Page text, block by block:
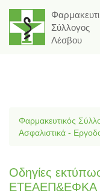
Σύλλογος
Λέσβου
Φαρμακευτικός
Ασφαλιστικά -
Οδηγίες
ΕΤΕΑΕΠ&ΕΦΚΑ